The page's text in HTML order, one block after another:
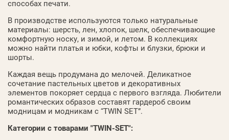
способах печати.
В производстве используются только натуральные
материалы: шерсть, лен, хлопок, шелк, обеспечивающие
комфортную носку, и зимой, и летом. В коллекциях
можно найти платья и юбки, кофты и блузки, брюки и
шорты.
Каждая вещь продумана до мелочей. Деликатное
сочетание пастельных цветов и декоративных
элементов покоряет сердца с первого взгляда. Любители
романтических образов составят гардероб своим
модницам и модникам с “TWIN SET”.
Категории с товарами "TWIN-SET":